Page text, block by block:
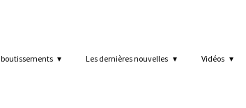
Les dernières nouvelles Vidéos